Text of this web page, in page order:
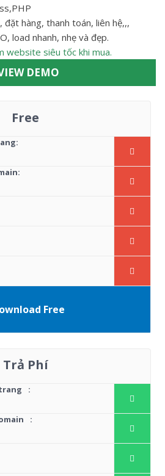
đặt hàng, thanh toán, liên hệ,,,
load nhanh, nhẹ và đẹp.
website siêu tốc khi mua.
DEMO
Free
Free
Trả Phí
:
: